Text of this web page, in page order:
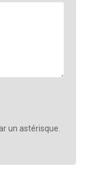
un astérisque.